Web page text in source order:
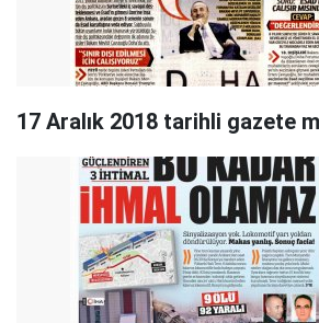
17 Aralık 2018 tarihli gazete